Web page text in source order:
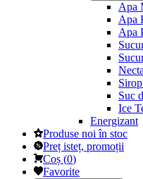
Apa
Apa
Apa
Suc
Ice
Energizant
Produse noi în stoc
Preț isteț, promoții
Coș (0)
Favorite